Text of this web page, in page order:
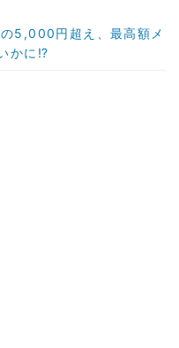
の5,000円超え、最高額メ
かに⁉